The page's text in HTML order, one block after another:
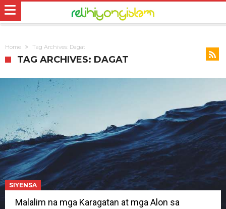
Home Tag Archives: Dagat
TAG ARCHIVES: DAGAT
SIYENSA
Malalim na mga Karagatan at mga Alon sa